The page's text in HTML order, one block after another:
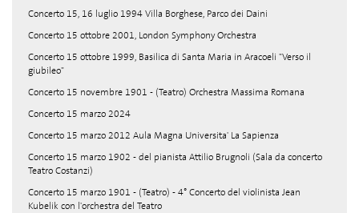
Concerto 15, 16 luglio 1994 Villa Borghese, Parco dei Daini
Concerto 15 ottobre 2001, London Symphony Orchestra
Concerto 15 ottobre 1999, Basilica di Santa Maria in Aracoeli "Verso il
giubileo"
Concerto 15 novembre 1901 - (Teatro) Orchestra Massima Romana
Concerto 15 marzo 2024
Concerto 15 marzo 2012 Aula Magna Universita' La Sapienza
Concerto 15 marzo 1902 - del pianista Attilio Brugnoli (Sala da concerto
Teatro Costanzi)
Concerto 15 marzo 1901 - (Teatro) - 4° Concerto del violinista Jean
Kubelik con l'orchestra del Teatro